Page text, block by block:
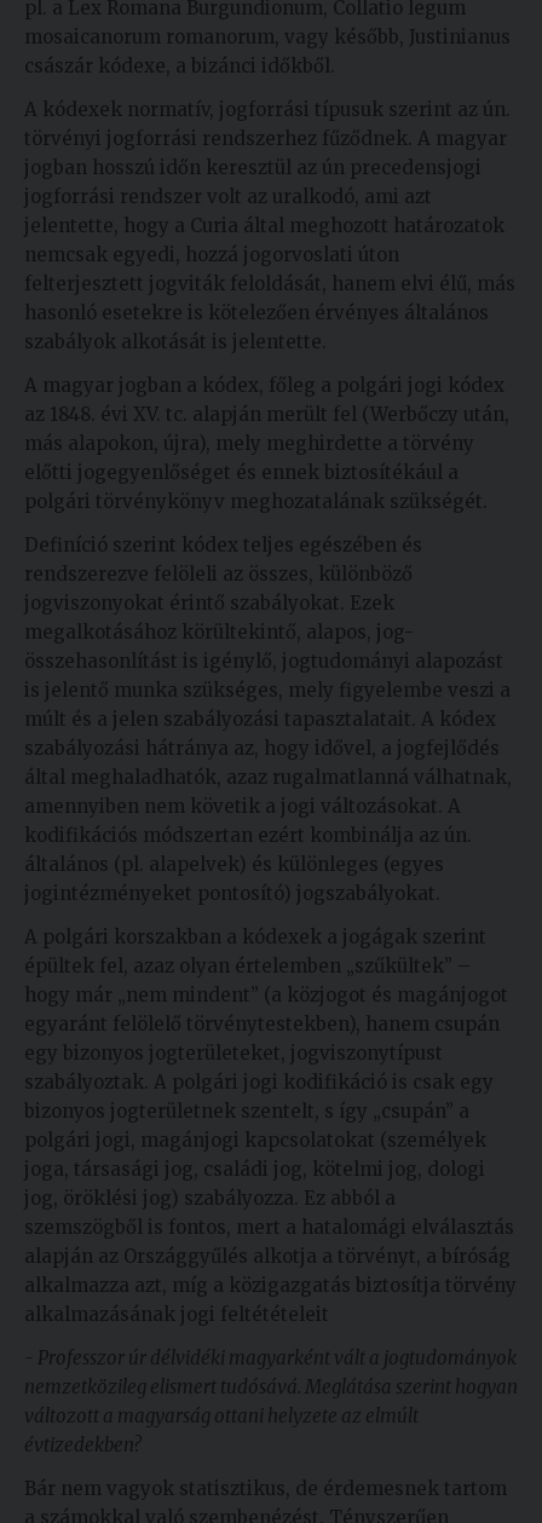
pl. a Lex Romana Burgundionum, Collatio legum
mosaicanorum romanorum, vagy később, Justinianus
császár kódexe, a bizánci időkből.
A kódexek normatív, jogforrási típusuk szerint az ún.
törvényi jogforrási rendszerhez fűződnek. A magyar
jogban hosszú időn keresztül az ún precedensjogi
jogforrási rendszer volt az uralkodó, ami azt
jelentette, hogy a Curia által meghozott határozatok
nemcsak egyedi, hozzá jogorvoslati úton
felterjesztett jogviták feloldását, hanem elvi élű, más
hasonló esetekre is kötelezően érvényes általános
szabályok alkotását is jelentette.
A magyar jogban a kódex, főleg a polgári jogi kódex
az 1848. évi XV. tc. alapján merült fel (Werbőczy után,
más alapokon, újra), mely meghirdette a törvény
előtti jogegyenlőséget és ennek biztosítékául a
polgári törvénykönyv meghozatalának szükségét.
Definíció szerint kódex teljes egészében és
rendszerezve felöleli az összes, különböző
jogviszonyokat érintő szabályokat. Ezek
megalkotásához körültekintő, alapos, jog-
összehasonlítást is igénylő, jogtudományi alapozást
is jelentő munka szükséges, mely figyelembe veszi a
múlt és a jelen szabályozási tapasztalatait. A kódex
szabályozási hátránya az, hogy idővel, a jogfejlődés
által meghaladhatók, azaz rugalmatlanná válhatnak,
amennyiben nem követik a jogi változásokat. A
kodifikációs módszertan ezért kombinálja az ún.
általános (pl. alapelvek) és különleges (egyes
jogintézményeket pontosító) jogszabályokat.
A polgári korszakban a kódexek a jogágak szerint
épültek fel, azaz olyan értelemben „szűkültek” –
hogy már „nem mindent” (a közjogot és magánjogot
egyaránt felölelő törvénytestekben), hanem csupán
egy bizonyos jogterületeket, jogviszonytípust
szabályoztak. A polgári jogi kodifikáció is csak egy
bizonyos jogterületnek szentelt, s így „csupán” a
polgári jogi, magánjogi kapcsolatokat (személyek
joga, társasági jog, családi jog, kötelmi jog, dologi
jog, öröklési jog) szabályozza. Ez abból a
szemszögből is fontos, mert a hatalomági elválasztás
alapján az Országgyűlés alkotja a törvényt, a bíróság
alkalmazza azt, míg a közigazgatás biztosítja törvény
alkalmazásának jogi feltétételeit
- Professzor úr délvidéki magyarként vált a jogtudományok
nemzetközileg elismert tudósává. Meglátása szerint hogyan
változott a magyarság ottani helyzete az elmúlt
évtizedekben?
Bár nem vagyok statisztikus, de érdemesnek tartom
a számokkal való szembenézést. Tényszerűen